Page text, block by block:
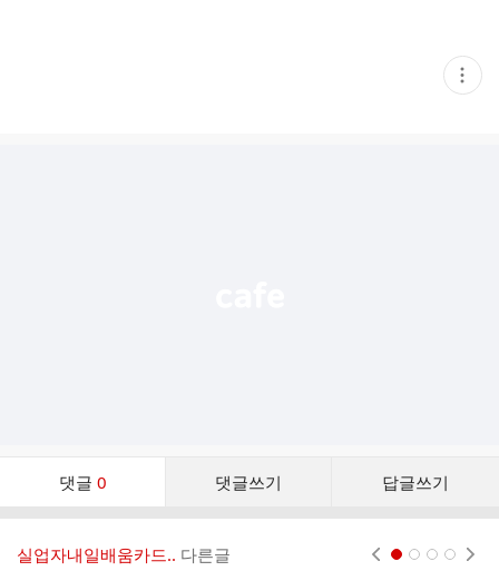
현
재
댓글 0 댓글쓰기 답글쓰기
댓
실업자내일배움카드.. 다른글